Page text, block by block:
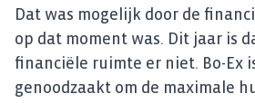
Dat was mogelijk door de
op dat moment was. Dit jaar is
financiële ruimte er niet. Bo-Ex
genoodzaakt om de maximale